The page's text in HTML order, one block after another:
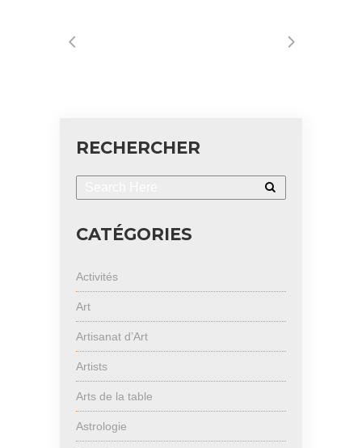
RECHERCHER
CATÉGORIES
Activités
Art
Artisanat d’Art
Artists
Arts de la table
Astrologie